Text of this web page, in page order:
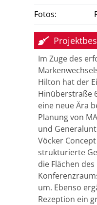
Fotos:
Im Zuge des
Hilton hat der
Hinüberstraße
eine neue Ära
Planung von
und
Vöcker
strukturierte
die Flächen
um. Ebenso
Rezeption ein